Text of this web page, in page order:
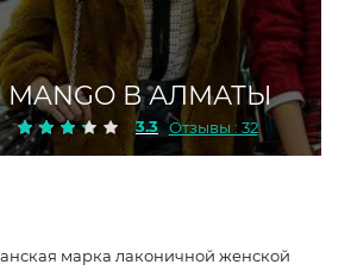
MANGO В АЛМАТЫ
3.3 Отзывы : 32
марка лаконичной женской